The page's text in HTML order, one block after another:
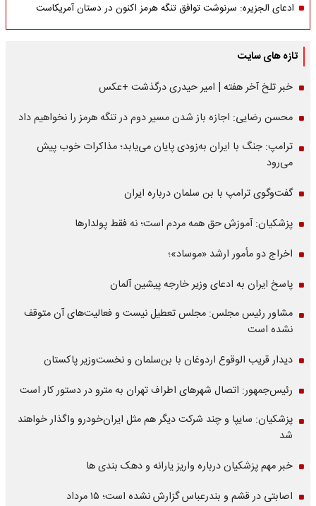
ادعای الجزیره: سرنوشت توافق تنگه هرمز اکنون در دستان آمریکاست
تازه های سایت
خبر تلخ آخر هفته | امیر حیدری درگذشت +عکس
محسن رضایی: اجازه باز شدن مسیر دوم در تنگه هرمز را نخواهیم داد
ترامپ: جنگ با ایران به‌زودی پایان می‌یابد؛ مذاکرات خوب پیش
می‌رود
گفت‌وگوی ترامپ با بن سلمان درباره ایران
پزشکیان: آموزش حق همه مردم است؛ نه فقط پولدارها
اخراج دو مأمور ارشد «موساد»؛
پاسخ ایران به ادعای وزیر خارجه پیشین آلمان
مشاور رئیس مجلس: مجلس تعطیل نیست و فعالیت‌های آن متوقف
نشده است
دیدار قریب الوقوع اردوغان با بن‌سلمان و نخست‌وزیر پاکستان
رئیس‌جمهور: اتصال شهرهای اطراف تهران به مترو در دستور کار است
پزشکیان: سایپا و چند شرکت دیگر هم مثل ایران‌خودرو واگذار خواهند
شد
خبر مهم پزشکیان درباره واریز یارانه و دهک بندی ها
اصابتی در قشم و بندرعباس گزارش نشده است؛ ۱۵ مرداد